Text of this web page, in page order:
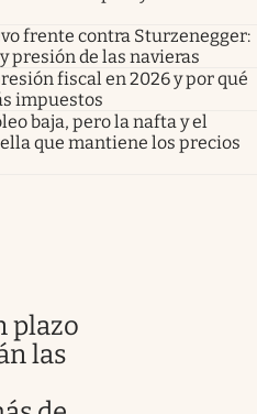
frente contra Sturzenegger:
presión de las navieras
fiscal en 2026 y por qué
impuestos
baja, pero la nafta y el
que mantiene los precios
plazo
las